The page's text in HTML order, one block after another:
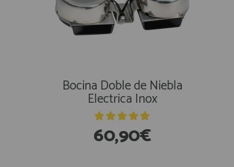
Bocina Doble de Niebla
Electrica Inox
60,90€